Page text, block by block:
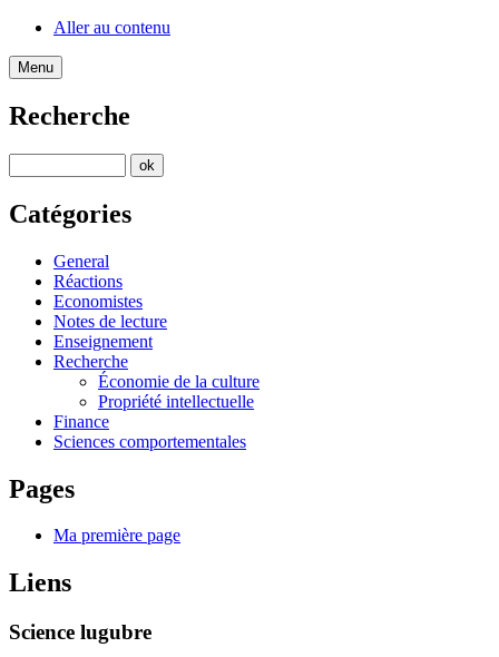
Aller au contenu
Menu
Recherche
Catégories
General
Réactions
Economistes
Notes de lecture
Enseignement
Recherche
Économie de la culture
Propriété intellectuelle
Finance
Sciences comportementales
Pages
Ma première page
Liens
Science lugubre